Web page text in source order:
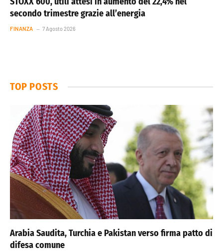
secondo trimestre grazie all’energia
FINANZA 7 Agosto 2026
TOP POSTS
Arabia Saudita, Turchia e Pakistan verso firma patto di
difesa comune